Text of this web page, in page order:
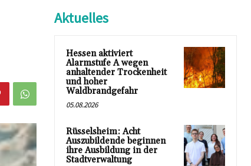
Aktuelles
Hessen aktiviert
Alarmstufe A wegen
anhaltender Trockenheit
und hoher
Waldbrandgefahr
05.08.2026
Rüsselsheim: Acht
Auszubildende beginnen
ihre Ausbildung in der
Stadtverwaltung